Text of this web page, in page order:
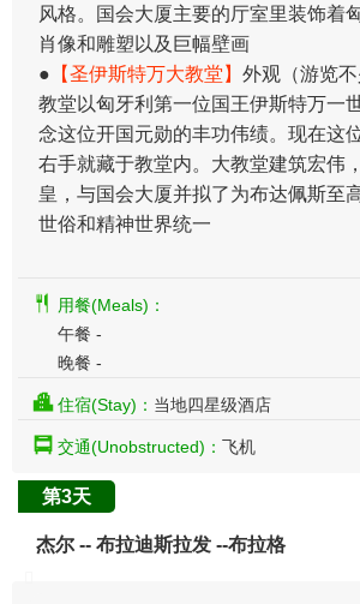
风格。国会大厦主要的厅室里装饰着
肖像和雕塑以及巨幅壁画
● 【圣伊斯特万大教堂】 外观（游览
教堂以匈牙利第一位国王伊斯特万一
念这位开国元勋的丰功伟绩。现在这
右手就藏于教堂内。大教堂建筑宏伟
皇，与国会大厦并拟了为布达佩斯至
世俗和精神世界统一
用餐(Meals)：
午餐 -
晚餐 -
住宿(Stay)： 当地四星级酒店
交通(Unobstructed)： 飞机
第3天
杰尔 -- 布拉迪斯拉发 --布拉格